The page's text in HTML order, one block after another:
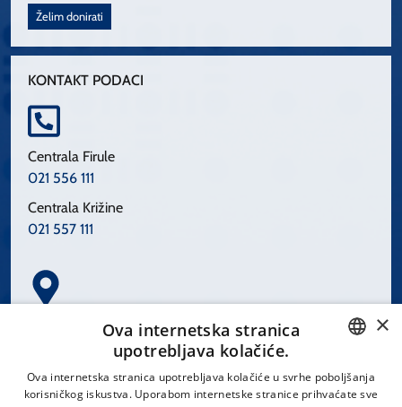
Želim donirati
KONTAKT PODACI
Centrala Firule
021 556 111
Centrala Križine
021 557 111
Spinčićeva 1, 21000 Split
CROATIAN
×
Ova internetska stranica
upotrebljava kolačiće.
Ova internetska stranica upotrebljava kolačiće u svrhe poboljšanja
korisničkog iskustva. Uporabom internetske stranice prihvaćate sve